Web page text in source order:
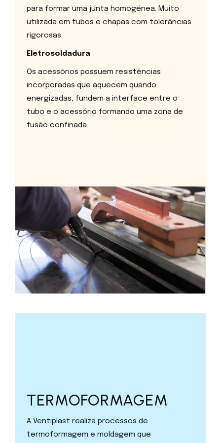
para formar uma junta homogénea. Muito
utilizada em tubos e chapas com tolerâncias
rigorosas.
Eletrosoldadura
Os acessórios possuem resistências
incorporadas que aquecem quando
energizadas, fundem a interface entre o
tubo e o acessório formando uma zona de
fusão confinada.
TERMOFORMAGEM
A Ventiplast realiza processos de
termoformagem e moldagem que